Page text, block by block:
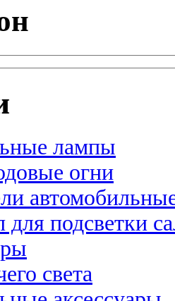
лампы
огни
подсветки
света